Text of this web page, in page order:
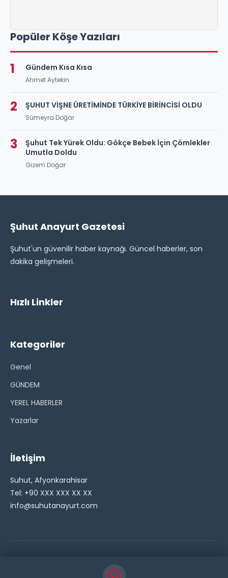
Popüler Köşe Yazıları
1 Gündem Kısa Kısa
Ahmet Aytekin
2 ŞUHUT VİŞNE ÜRETİMİNDE TÜRKİYE BİRİNCİSİ OLDU
Sümeyra Doğar
3
Şuhut Tek Yürek Oldu: Gökçe Bebek İçin Çömlekler
Umutla Doldu
Gizem Doğar
Şuhut Anayurt Gazetesi
Şuhut'un güvenilir haber kaynağı. Güncel haberler, son
dakika gelişmeleri.
Hızlı Linkler
Kategoriler
Genel
GÜNDEM
YEREL HABERLER
Yazarlar
İletişim
Suhut, Afyonkarahisar
Tel: +90 XXX XXX XX XX
info@suhutanayurt.com